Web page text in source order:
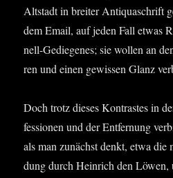
Alt­stadt in brei­ter Anti­qua­schrift
dem Email, auf jeden Fall etwas
nell-Gedie­ge­nes; sie wol­len an
ren und einen gewis­sen Glanz
Doch trotz die­ses Kon­tras­tes in
fes­sio­nen und der Ent­fer­nung
als man zunächst denkt, etwa
dung durch Hein­rich den